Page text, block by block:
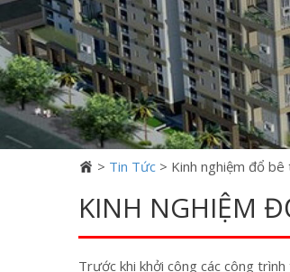
> Tin Tức > Kinh nghiệm đổ
KINH NGHIỆM
Trước khi khởi công các công